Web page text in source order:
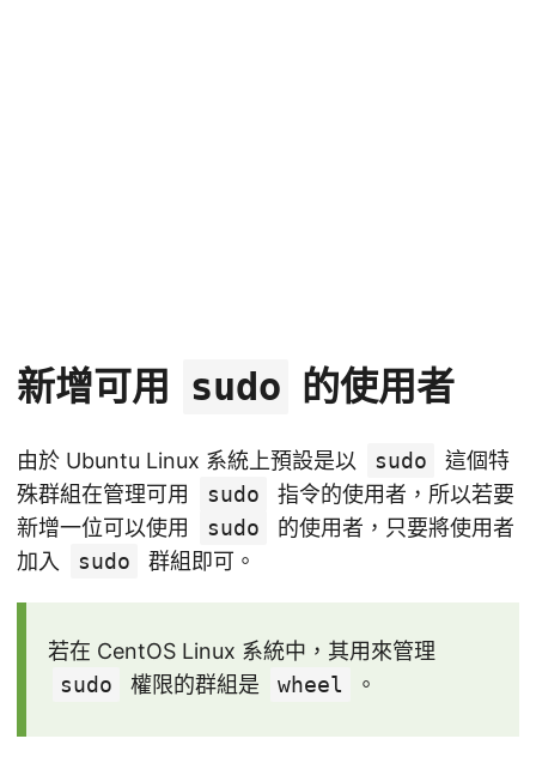
新增可用 sudo 的使用者
由於 Ubuntu Linux 系統上預設是以 sudo
這個特
殊群組在管理可用
sudo
指令的使用者，所以若要
新增一位可以使用
sudo
的使用者，只要將使用者
加入
sudo 群組即可。
若在 CentOS Linux 系統中，其用來管理
sudo
權限的群組是 wheel 。